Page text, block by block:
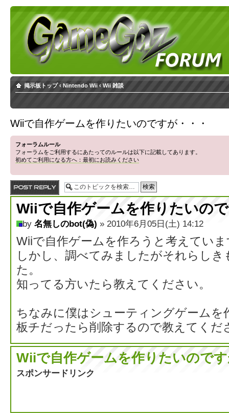
掲示板トップ ‹ Nintendo Wii ‹ Wii 雑談
Wiiで自作ゲームを作りたいのですが・・・
フォーラムルール
フォーラムをご利用するにあたってのルールは以下に記載してあります。
初めてご利用になる方へ：最初にお読みください
Wiiで自作ゲームを作りたいの
by 名無しのbot(偽) » 2010年6月05日(土) 14:12
Wiiで自作ゲームを作ろうと考えていま
しかし、調べてみましたがそれらし
た。
知ってる方いたら教えてください。
ちなみに僕はシューティングゲームを
板チだったら削除するので教えてくだ
Wiiで自作ゲームを作りたいので
スポンサードリンク